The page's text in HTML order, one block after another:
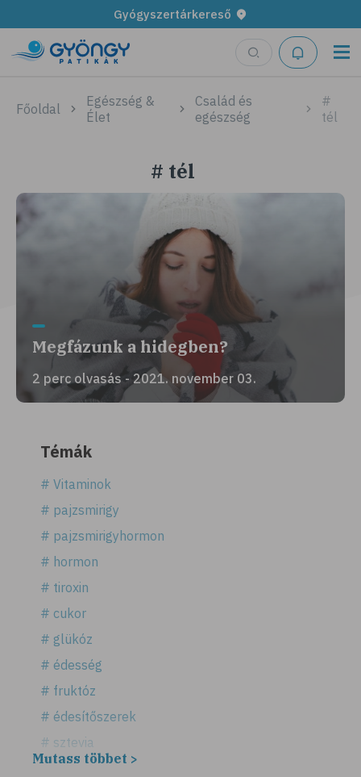
Gyógyszertárkereső
Főoldal
Egészség &
Élet
Család és
egészség
#
tél
# tél
Megfázunk a hidegben?
2 perc olvasás - 2021. november 03.
Témák
# Vitaminok
# pajzsmirigy
# pajzsmirigyhormon
# hormon
# tiroxin
# cukor
# glükóz
# édesség
# fruktóz
# édesítőszerek
# sztevia
# fogadalom
Mutass többet >